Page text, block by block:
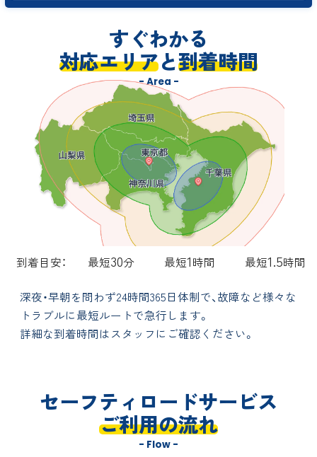
すぐわかる
対応エリアと到着時間
- Area -
到着目安： 最短30分 最短1時間 最短1.5時間
深夜・早朝を問わず24時間365日体制で、故障など様々な
トラブルに最短ルートで急行します。
詳細な到着時間はスタッフにご確認ください。
セーフティロードサービス
ご利用の流れ
- Flow -